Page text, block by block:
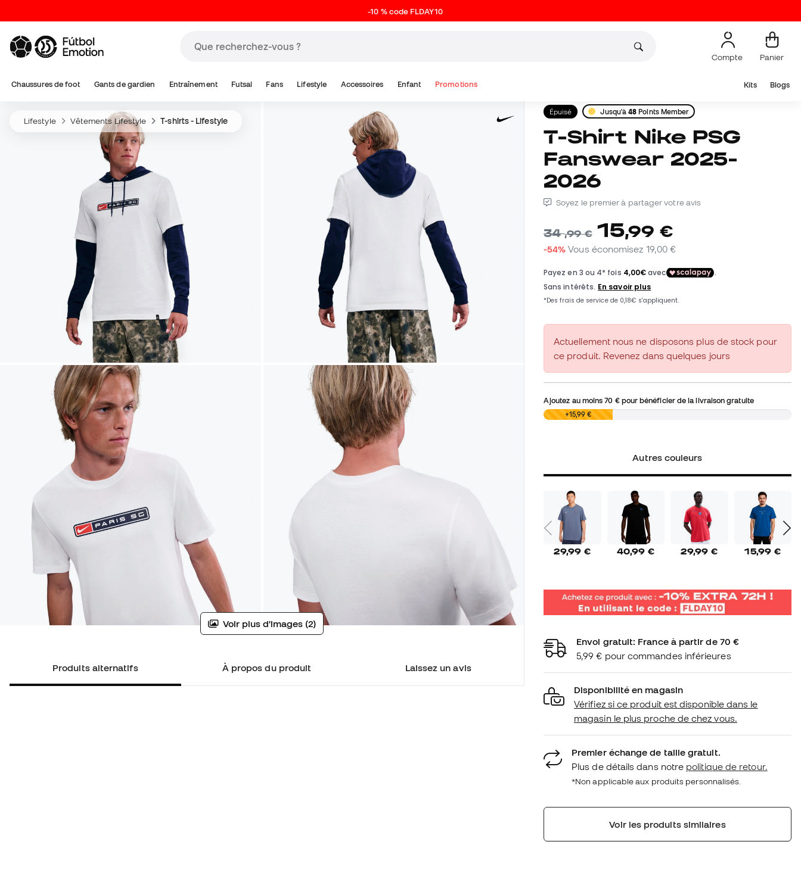
-10 % code FLDAY10
Compte Panier
Chaussures de foot Gants de gardien Entraînement Futsal Fans Lifestyle Accessoires Enfant Promotions Kits Blogs
Lifestyle Vêtements Lifestyle T-shirts - Lifestyle
Voir plus d'images (2)
Produits alternatifs À propos du produit Laissez un avis
Épuisé Jusqu'à48 Points Member
T-Shirt Nike PSG
Fanswear 2025-
2026
Soyez le premier à partager votre avis
34,99 € 15,99 €
-54% Vous économisez 19,00 €
Actuellement nous ne disposons plus de stock pour
ce produit. Revenez dans quelques jours
Ajoutez au moins70 €pour bénéficier de la livraison gratuite
0,00 €+15,99 €
Autres couleurs
29,99 € 40,99 € 29,99 € 15,99 €
Envoi gratuit: France à partir de 70 €
5,99 € pour commandes inférieures
Disponibilité en magasin
Vérifiez si ce produit est disponible dans le
magasin le plus proche de chez vous.
Premier échange de taille gratuit.
Plus de détails dans notre politique de retour.
*Non applicable aux produits personnalisés.
Voir les produits similaires